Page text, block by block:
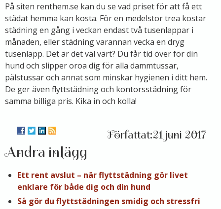
På siten renthem.se kan du se vad priset för att få ett
städat hemma kan kosta. För en medelstor trea kostar
städning en gång i veckan endast två tusenlappar i
månaden, eller städning varannan vecka en dryg
tusenlapp. Det är det väl värt? Du får tid över för din
hund och slipper oroa dig för alla dammtussar,
pälstussar och annat som minskar hygienen i ditt hem.
De ger även flyttstädning och kontorsstädning för
samma billiga pris. Kika in och kolla!
21 juni 2017
Andra inlägg
Ett rent avslut – när flyttstädning gör livet
enklare för både dig och din hund
Så gör du flyttstädningen smidig och stressfri